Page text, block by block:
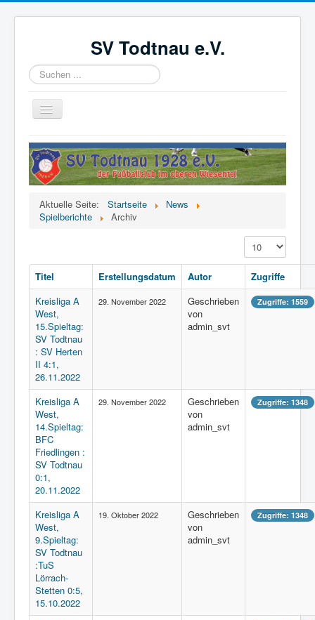
SV Todtnau e.V.
Suchen
...
Navigation
an/aus
Startseite
News
Aktive
Förderverein
Videoüberwachung
Kinder- und Jugendschutzkonzept
Aktuelle Seite: Startseite
News
Spielberichte
Archiv
Anzeige #
Titel Erstellungsdatum Autor
Zugriffe
Kreisliga A
West,
15.Spieltag:
SV Todtnau
: SV Herten
II 4:1,
26.11.2022
29. November 2022
Geschrieben
von
admin_svt
Zugriffe: 1559
Kreisliga A
West,
14.Spieltag:
BFC
Friedlingen :
SV Todtnau
0:1,
20.11.2022
29. November 2022
Geschrieben
von
admin_svt
Zugriffe: 1348
Kreisliga A
West,
9.Spieltag:
SV Todtnau
:TuS
Lörrach-
Stetten 0:5,
15.10.2022
19. Oktober 2022
Geschrieben
von
admin_svt
Zugriffe: 1348